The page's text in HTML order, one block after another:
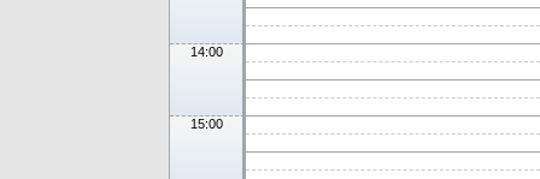
14:00
15:00